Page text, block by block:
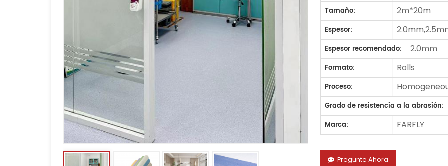
Tamaño: 2m*20m
Espesor:
Espesor recomendado: 2.0mm
Formato: Rolls
Proceso:
Grado de resistencia a la abrasión:
Marca: FARFLY
Pregunte Ahora